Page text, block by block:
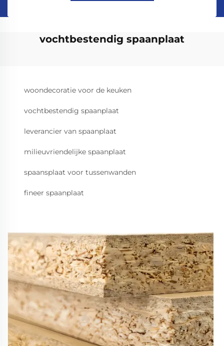
vochtbestendig spaanplaat
woondecoratie voor de keuken
vochtbestendig spaanplaat
leverancier van spaanplaat
milieuvriendelijke spaanplaat
spaansplaat voor tussenwanden
fineer spaanplaat